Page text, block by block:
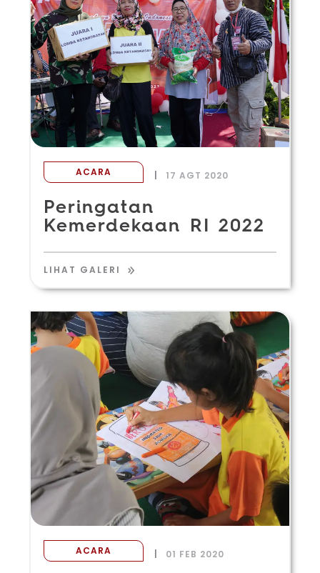
ACARA 17 AGT 2020
Peringatan
Kemerdekaan RI 2022
LIHAT GALERI
ACARA 01 FEB 2020